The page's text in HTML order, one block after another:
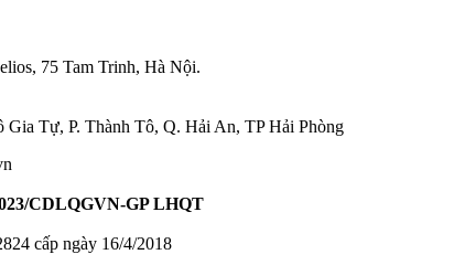
75 Tam Trinh, Hà Nội.
Gia Tự, P. Thành Tô, Q. Hải An, TP Hải Phòng
CDLQGVN-GP LHQT
cấp ngày 16/4/2018